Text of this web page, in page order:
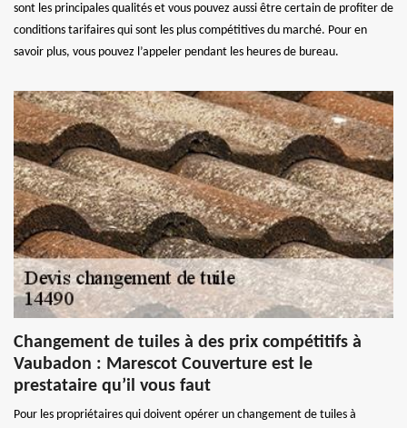
sont les principales qualités et vous pouvez aussi être certain de profiter de
conditions tarifaires qui sont les plus compétitives du marché. Pour en
savoir plus, vous pouvez l’appeler pendant les heures de bureau.
Changement de tuiles à des prix compétitifs à
Vaubadon : Marescot Couverture est le
prestataire qu’il vous faut
Pour les propriétaires qui doivent opérer un changement de tuiles à